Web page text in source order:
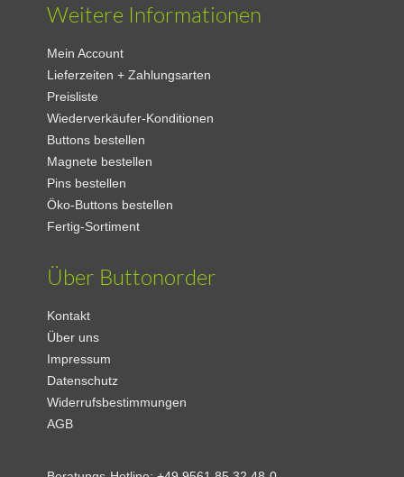
Weitere Informationen
Mein Account
Lieferzeiten + Zahlungsarten
Preisliste
Wiederverkäufer-Konditionen
Buttons bestellen
Magnete bestellen
Pins bestellen
Öko-Buttons bestellen
Fertig-Sortiment
Über Buttonorder
Kontakt
Über uns
Impressum
Datenschutz
Widerrufsbestimmungen
AGB